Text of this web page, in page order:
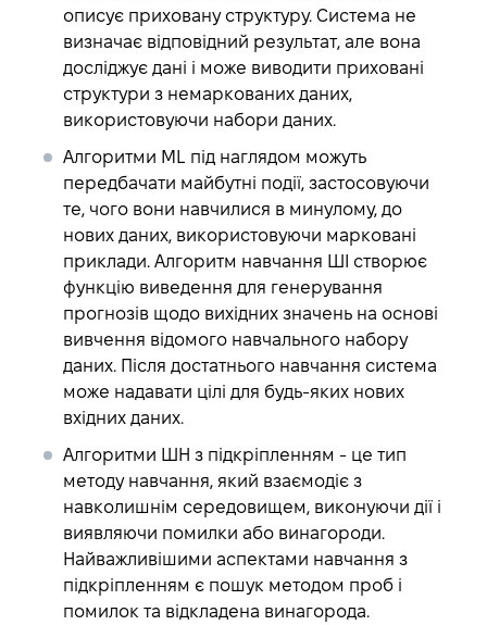
описує приховану структуру. Система не
визначає відповідний результат, але вона
досліджує дані і може виводити приховані
структури з немаркованих даних,
використовуючи набори даних.
Алгоритми ML під наглядом можуть
передбачати майбутні події, застосовуючи
те, чого вони навчилися в минулому, до
нових даних, використовуючи марковані
приклади. Алгоритм навчання ШІ створює
функцію виведення для генерування
прогнозів щодо вихідних значень на основі
вивчення відомого навчального набору
даних. Після достатнього навчання система
може надавати цілі для будь-яких нових
вхідних даних.
Алгоритми ШН з підкріпленням - це тип
методу навчання, який взаємодіє з
навколишнім середовищем, виконуючи дії і
виявляючи помилки або винагороди.
Найважливішими аспектами навчання з
підкріпленням є пошук методом проб і
помилок та відкладена винагорода.